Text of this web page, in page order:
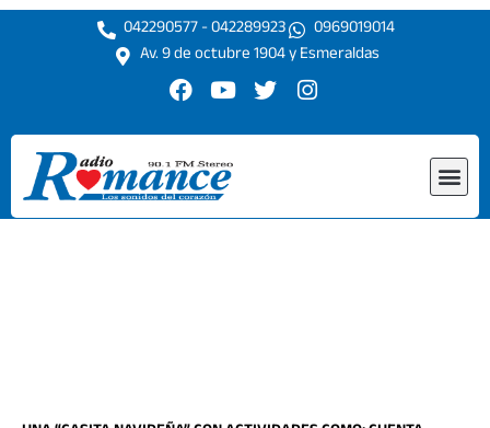
Ir
042290577 - 042289923
0969019014
Av. 9 de octubre 1904 y Esmeraldas
F
c
e
b
o
o
Y
u
t
u
b
e
T
i
r
I
s
r